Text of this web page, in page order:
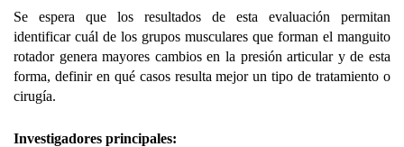
Se espera que los resultados de esta evaluación permitan
identificar cuál de los grupos musculares que forman el manguito
rotador genera mayores cambios en la presión articular y de esta
forma, definir en qué casos resulta mejor un tipo de tratamiento o
cirugía.
Investigadores principales: